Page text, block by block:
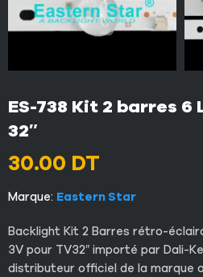
ES-738 Kit 2 barres 6
32″
30.00 DT
Marque: Eastern Star
Backlight Kit 2 Barres rétro-
3V pour TV32″ importé par Dali-
distributeur officiel de la marque